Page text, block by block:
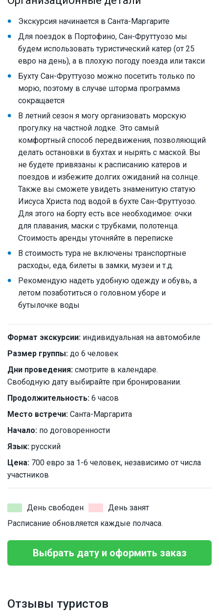
Экскурсия начинается в Санта-Маргарите
Для поездок в Портофино, Сан-Фруттуозо мы
будем использовать туристический катер (от 25
евро на день), а в плохую погоду поезда или такси
Бухту Сан-Фруттуозо можно посетить только по
морю, поэтому в случае шторма программа
сокращается
В летний сезон я могу организовать морскую
прогулку на частной лодке. Это самый
комфортный способ передвижения, позволяющий
делать остановки в бухтах и нырять с маской. Вы
не будете привязаны к расписанию катеров и
поездов и избежите долгих ожиданий на солнце.
Также вы сможете увидеть знаменитую статую
Иисуса Христа под водой в бухте Сан-Фруттуозо.
Для этого на борту есть все необходимое: очки
для плавания, маски с трубками, полотенца.
Стоимость аренды уточняйте в переписке
В стоимость тура не включены транспортные
расходы, еда, билеты в замки, музеи и т.д.
Рекомендую надеть удобную одежду и обувь, а
летом позаботиться о головном уборе и
бутылочке воды
Формат экскурсии: индивидуальная на автомобиле
Размер группы: до 6 человек
Дни проведения: смотрите в календаре.
Свободную дату выбирайте при бронировании.
Продолжительность: 6 часов
Место встречи: Санта-Маргарита
Начало: по договоренности
Язык: русский
Цена: 700 евро за 1-6 человек, независимо от числа
участников
День свободен
День занят
Расписание обновляется каждые полчаса.
Выбрать дату и оформить заказ
Отзывы туристов